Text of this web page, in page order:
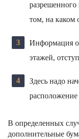
том, на каком
Информация
этажей,
Здесь надо
расположение
В определенных
дополнительные